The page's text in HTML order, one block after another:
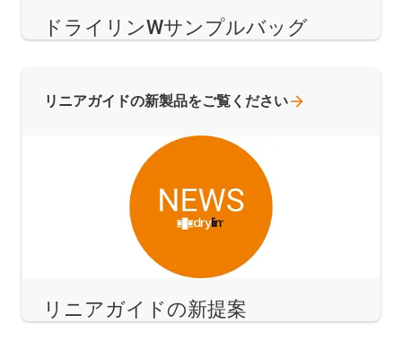
ドライリンWサンプルバッグ
リニアガイドの新提案
リニアガイドの新製品をご覧ください